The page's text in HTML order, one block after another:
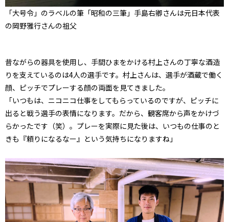
「大号令」のラベルの筆「昭和の三筆」手島右卿さんは元日本代表
の岡野雅行さんの祖父
昔ながらの器具を使用し、手間ひまをかける村上さんの丁寧な酒造
りを支えているのは4人の選手です。村上さんは、選手が酒蔵で働く
顔、ピッチでプレーする顔の両面を見てきました。
「いつもは、ニコニコ仕事をしてもらっているのですが、ピッチに
出ると戦う選手の表情になります。だから、観客席から声をかけづ
らかったです（笑）。プレーを実際に見た後は、いつもの仕事のと
きも『頼りになるなー』という気持ちになりますね」